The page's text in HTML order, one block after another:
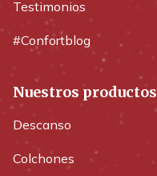
Testimonios
#Confortblog
Nuestros productos
Descanso
Colchones